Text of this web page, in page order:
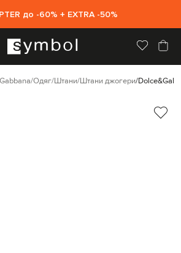
до -60% + EXTRA -50%
Одяг Штани Штани джогери